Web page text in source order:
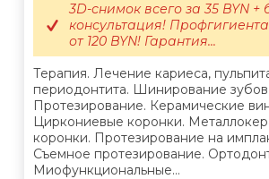
Терапия. Лечение кариеса,
периодонтита. Шинирование зубов.
Протезирование. Керамические
Циркониевые коронки.
коронки. Протезирование на
Съемное протезирование.
Миофункциональные...
3D-снимок всего за 35 BYN +
консультация!
от 120 BYN! Гарантия...